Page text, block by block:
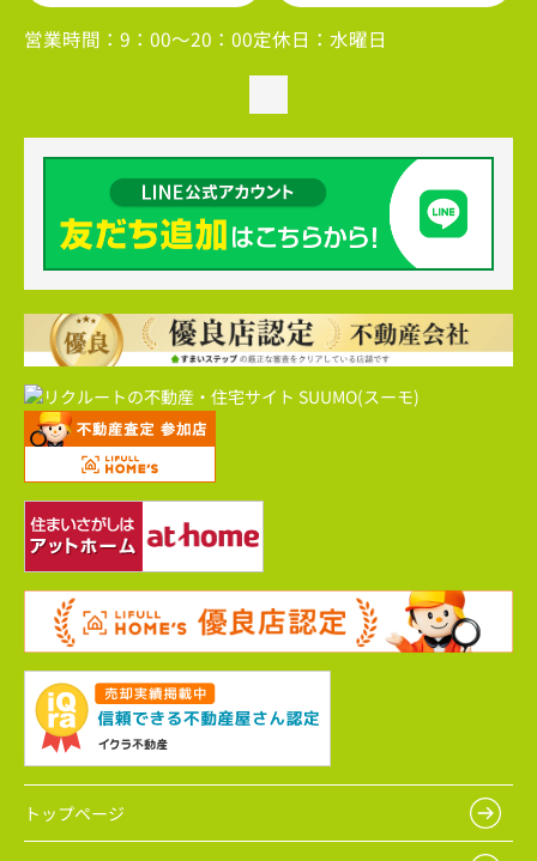
営業時間： 9：00～20：00定休日： 水曜日
トップページ